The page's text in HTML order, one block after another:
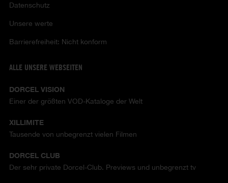
Datenschutz
Unsere werte
Barrierefreiheit: Nicht konform
ALLE UNSERE WEBSEITEN
DORCEL VISION
Einer der größten VOD-Kataloge der Welt
XILLIMITE
Tausende von unbegrenzt vielen Filmen
DORCEL CLUB
Der sehr private Dorcel-Club. Previews und unbegrenzt tv